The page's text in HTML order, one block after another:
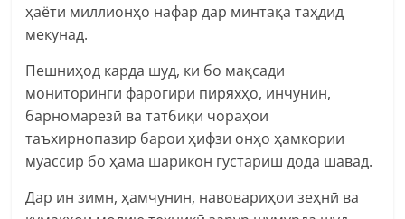
ҳаёти миллионҳо нафар дар минтақа таҳдид
мекунад.
Пешниҳод карда шуд, ки бо мақсади
мониторинги фарогири пиряхҳо, инчунин,
барномарезӣ ва татбиқи чораҳои
таъхирнопазир барои ҳифзи онҳо ҳамкории
муассир бо ҳама шарикон густариш дода шавад.
Дар ин зимн, ҳамчунин, навовариҳои зеҳнӣ ва